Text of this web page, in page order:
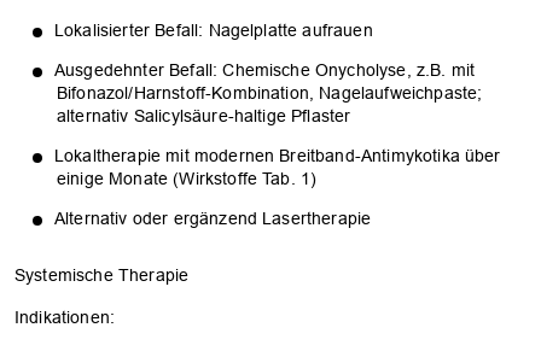
Lokalisierter Befall: Nagelplatte aufrauen
Ausgedehnter Befall: Chemische Onycholyse, z.B. mit
Bifonazol/Harnstoff-Kombination, Nagelaufweichpaste;
alternativ Salicylsäure-haltige Pflaster
Lokaltherapie mit modernen Breitband-Antimykotika über
einige Monate (Wirkstoffe Tab. 1)
Alternativ oder ergänzend Lasertherapie
Systemische Therapie
Indikationen: